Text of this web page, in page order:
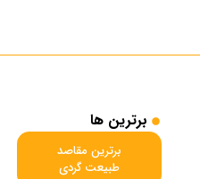
برترین ها
برترین مقاصد
طبیعت گردی